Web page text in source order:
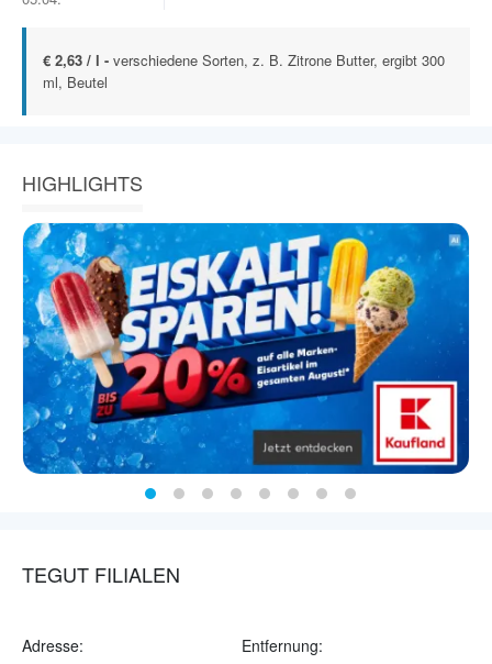
€ 2,63 / l - verschiedene Sorten, z. B. Zitrone Butter, ergibt 300
ml, Beutel
HIGHLIGHTS
TEGUT FILIALEN
Adresse: Entfernung: